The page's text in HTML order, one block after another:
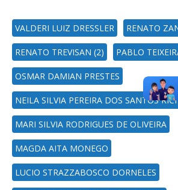
VALDERI LUIZ DRESSLER RENATO
RENATO TREVISAN (2) PABLO
OSMAR DAMIAN PRESTES
NEILA SILVIA PEREIRA DOS SANTOS
MARI SILVIA RODRIGUES DE OLIVEIRA
MAGDA AITA MONEGO
LUCIO STRAZZABOSCO DORNELES